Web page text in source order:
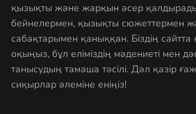
қызықты және жарқын әсер
бейнелермен, қызықты сюжеттермен
сабақтарымен қаныққан. Біздің сайтта
оқыңыз, бұл еліміздің мәдениеті мен
танысудың тамаша тәсілі. Дәл қазір
сиқырлар әлеміне еніңіз!